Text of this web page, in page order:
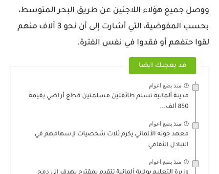
ووصل جميع هؤلاء اللاجئين عن طريق البحر المتوسط،
بحسب المفوضية، التي أشارت إلى أن نحو 3 آلاف منهم
لقوا حتفهم أو فقدوا في نفس الفترة.
قد يعجبك ايضا
منذ بضع اعوام
مدينة ألمانية تسلم طائفتين مسلمتين قطع أراضي بقيمة
850 ألف...
منذ بضع اعوام
معهد جوته الألماني يكرم ثلاث شخصيات لإسهامهم في
التبادل الثقافي
منذ بضع اعوام